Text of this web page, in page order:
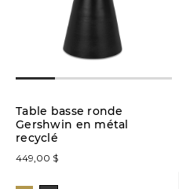
Table basse ronde
Gershwin en métal
recyclé
449,00 $